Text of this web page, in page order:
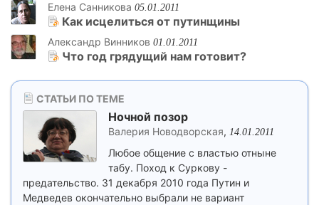
Елена Санникова 05.01.2011
Как исцелиться от путинщины
Александр Винников 01.01.2011
Что год грядущий нам готовит?
СТАТЬИ ПО ТЕМЕ
Ночной позор
Валерия Новодворская, 14.01.2011
Любое общение с властью отныне
табу. Поход к Суркову -
предательство. 31 декабря 2010 года Путин и
Медведев окончательно выбрали не вариант